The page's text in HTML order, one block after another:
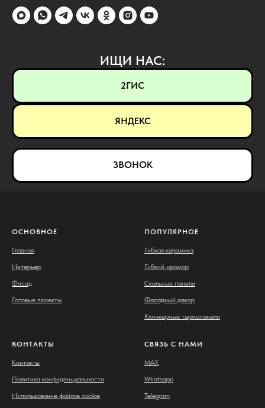
ИЩИ НАС:
2ГИС
ЯНДЕКС
ЗВОНОК
ОСНОВНОЕ
Главная
Интерьер
Фасад
Готовые проекты
ПОПУЛЯРНОЕ
Гибкая керамика
Гибкий мрамор
Скальные панели
Фасадный декор
Клинкерные термопанели
КОНТАКТЫ
Контакты
Политика конфиденциальности
Использование файлов cookie
СВЯЗЬ С НАМИ
MAX
Whatsapp
Telegram